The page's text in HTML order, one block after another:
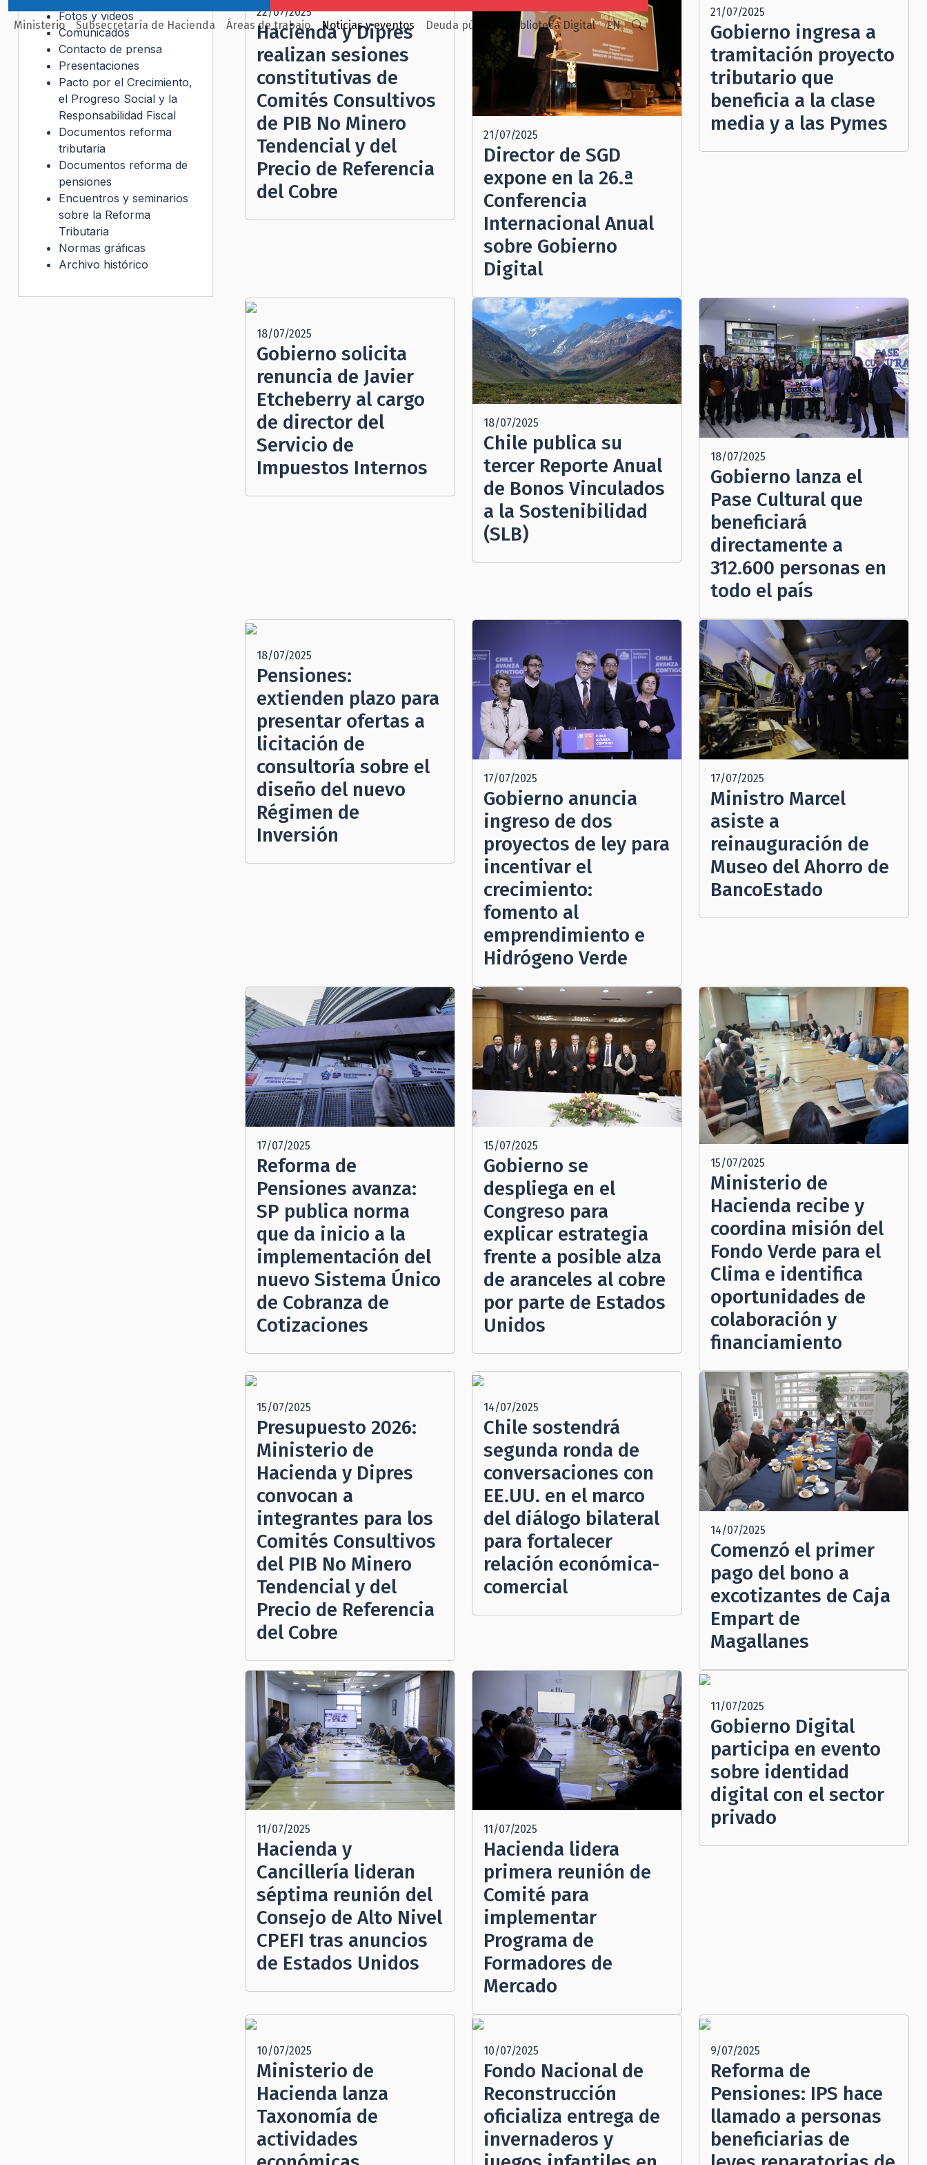
Ministerio Subsecretaría de Hacienda Áreas de trabajo Noticias y eventos Deuda pública Biblioteca Digital EN
22/07/2025
Hacienda y Dipres
realizan sesiones
constitutivas de
Comités Consultivos
de PIB No Minero
Tendencial y del
Precio de Referencia
del Cobre
21/07/2025
Director de SGD
expone en la 26.ª
Conferencia
Internacional Anual
sobre Gobierno
Digital
21/07/2025
Gobierno ingresa a
tramitación proyecto
tributario que
beneficia a la clase
media y a las Pymes
18/07/2025
Gobierno solicita
renuncia de Javier
Etcheberry al cargo
de director del
Servicio de
Impuestos Internos
18/07/2025
Chile publica su
tercer Reporte Anual
de Bonos Vinculados
a la Sostenibilidad
(SLB)
18/07/2025
Gobierno lanza el
Pase Cultural que
beneficiará
directamente a
312.600 personas en
todo el país
18/07/2025
Pensiones:
extienden plazo para
presentar ofertas a
licitación de
consultoría sobre el
diseño del nuevo
Régimen de
Inversión
17/07/2025
Gobierno anuncia
ingreso de dos
proyectos de ley para
incentivar el
crecimiento:
fomento al
emprendimiento e
Hidrógeno Verde
17/07/2025
Ministro Marcel
asiste a
reinauguración de
Museo del Ahorro de
BancoEstado
17/07/2025
Reforma de
Pensiones avanza:
SP publica norma
que da inicio a la
implementación del
nuevo Sistema Único
de Cobranza de
Cotizaciones
15/07/2025
Gobierno se
despliega en el
Congreso para
explicar estrategia
frente a posible alza
de aranceles al cobre
por parte de Estados
Unidos
15/07/2025
Ministerio de
Hacienda recibe y
coordina misión del
Fondo Verde para el
Clima e identifica
oportunidades de
colaboración y
financiamiento
15/07/2025
Presupuesto 2026:
Ministerio de
Hacienda y Dipres
convocan a
integrantes para los
Comités Consultivos
del PIB No Minero
Tendencial y del
Precio de Referencia
del Cobre
14/07/2025
Chile sostendrá
segunda ronda de
conversaciones con
EE.UU. en el marco
del diálogo bilateral
para fortalecer
relación económica-
comercial
14/07/2025
Comenzó el primer
pago del bono a
excotizantes de Caja
Empart de
Magallanes
11/07/2025
Hacienda y
Cancillería lideran
séptima reunión del
Consejo de Alto Nivel
CPEFI tras anuncios
de Estados Unidos
11/07/2025
Hacienda lidera
primera reunión de
Comité para
implementar
Programa de
Formadores de
Mercado
11/07/2025
Gobierno Digital
participa en evento
sobre identidad
digital con el sector
privado
10/07/2025
Ministerio de
Hacienda lanza
Taxonomía de
actividades
10/07/2025
Fondo Nacional de
Reconstrucción
oficializa entrega de
invernaderos y
9/07/2025
Reforma de
Pensiones: IPS hace
llamado a personas
beneficiarias de
Fotos y videos
Comunicados
Contacto de prensa
Presentaciones
Pacto por el Crecimiento,
el Progreso Social y la
Responsabilidad Fiscal
Documentos reforma
tributaria
Documentos reforma de
pensiones
Encuentros y seminarios
sobre la Reforma
Tributaria
Normas gráficas
Archivo histórico